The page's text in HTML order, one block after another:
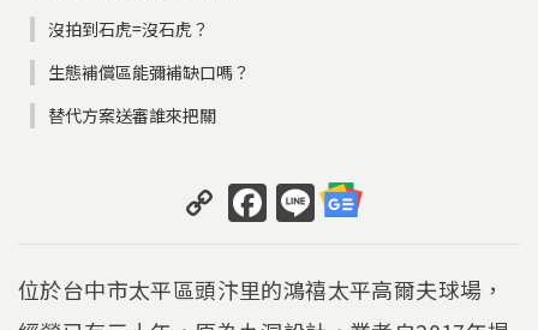
沒拍到石虎=沒石虎？
生態補償區能彌補缺口嗎？
替代方案送審誰來把關
C
o
p
y
F
a
c
e
Li
n
e
位於台中市太平區頭汴里的鴻禧太平高爾夫球場，